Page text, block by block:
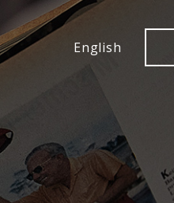
English